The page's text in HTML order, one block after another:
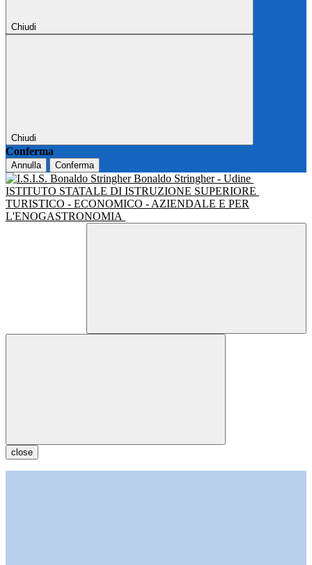
Chiudi
Chiudi
Conferma
Annulla Conferma
Bonaldo Stringher - Udine
ISTITUTO STATALE DI ISTRUZIONE SUPERIORE
TURISTICO - ECONOMICO - AZIENDALE E PER
L'ENOGASTRONOMIA
close